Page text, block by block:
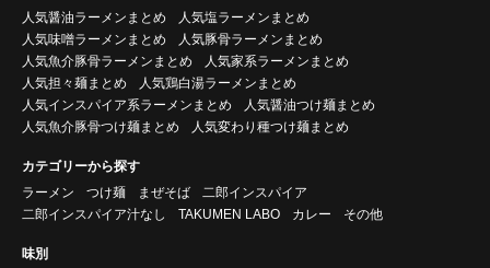
人気醤油ラーメンまとめ
人気塩ラーメンまとめ
人気味噌ラーメンまとめ
人気豚骨ラーメンまとめ
人気魚介豚骨ラーメンまとめ
人気家系ラーメンまとめ
人気担々麺まとめ
人気鶏白湯ラーメンまとめ
人気インスパイア系ラーメンまとめ
人気醤油つけ麺まとめ
人気魚介豚骨つけ麺まとめ
人気変わり種つけ麺まとめ
カテゴリーから探す
ラーメン
つけ麺 まぜそば
二郎インスパイア
二郎インスパイア汁なし
TAKUMEN LABO カレー その他
味別